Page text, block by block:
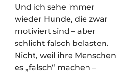
Und ich sehe immer
wieder Hunde, die zwar
motiviert sind – aber
schlicht falsch belasten.
Nicht, weil ihre Menschen
es „falsch“ machen –